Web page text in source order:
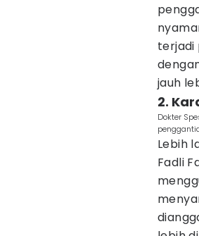
terjadi
jauh
2.
Dokter
Lebih
Fadli